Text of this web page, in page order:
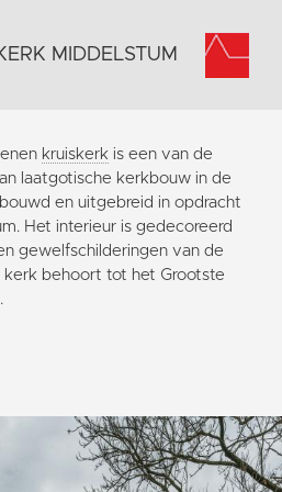
MIDDELSTUM
kruiskerk is een van de
laatgotische kerkbouw in de
en uitgebreid in opdracht
Het interieur is gedecoreerd
gewelfschilderingen van de
kerk behoort tot het Grootste